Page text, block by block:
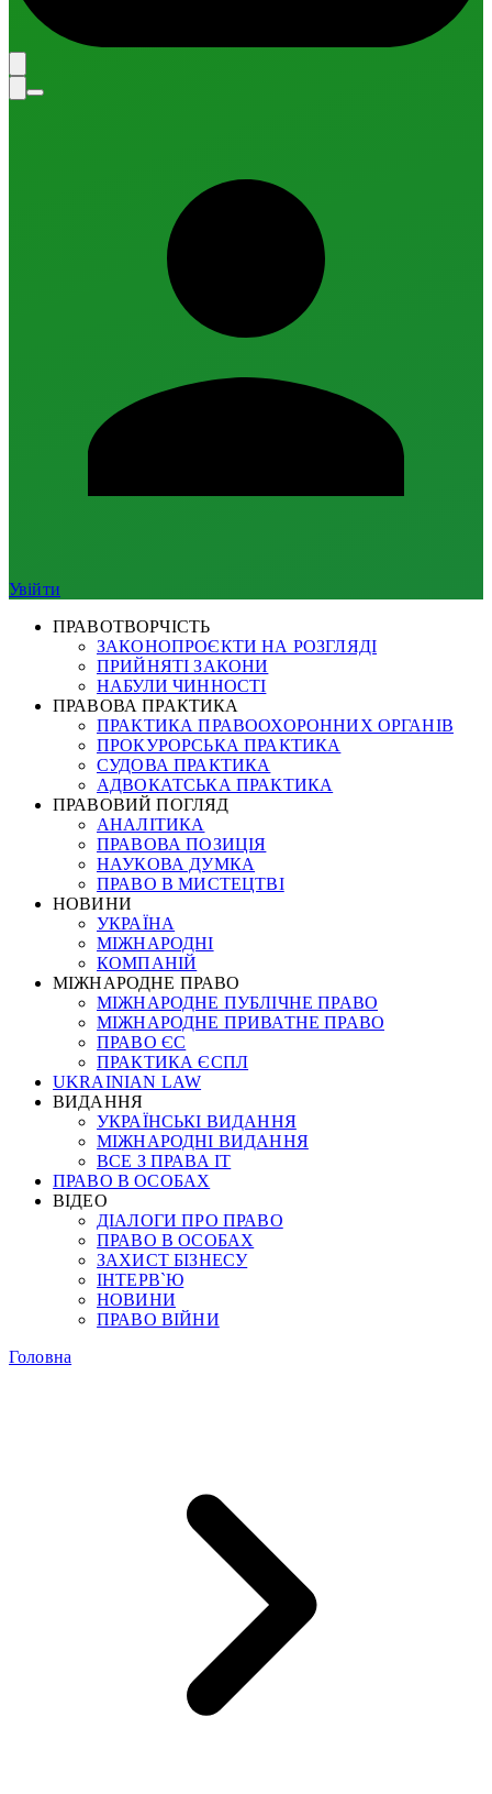
Увійти
ПРАВОТВОРЧІСТЬ
ЗАКОНОПРОЄКТИ НА РОЗГЛЯДІ
ПРИЙНЯТІ ЗАКОНИ
НАБУЛИ ЧИННОСТІ
ПРАВОВА ПРАКТИКА
ПРАКТИКА ПРАВООХОРОННИХ ОРГАНІВ
ПРОКУРОРСЬКА ПРАКТИКА
СУДОВА ПРАКТИКА
АДВОКАТСЬКА ПРАКТИКА
ПРАВОВИЙ ПОГЛЯД
АНАЛІТИКА
ПРАВОВА ПОЗИЦІЯ
НАУКОВА ДУМКА
ПРАВО В МИСТЕЦТВІ
НОВИНИ
УКРАЇНА
МІЖНАРОДНІ
КОМПАНІЙ
МІЖНАРОДНЕ ПРАВО
МІЖНАРОДНЕ ПУБЛІЧНЕ ПРАВО
МІЖНАРОДНЕ ПРИВАТНЕ ПРАВО
ПРАВО ЄС
ПРАКТИКА ЄСПЛ
UKRAINIAN LAW
ВИДАННЯ
УКРАЇНСЬКІ ВИДАННЯ
МІЖНАРОДНІ ВИДАННЯ
ВСЕ З ПРАВА ІТ
ПРАВО В ОСОБАХ
ВІДЕО
ДІАЛОГИ ПРО ПРАВО
ПРАВО В ОСОБАХ
ЗАХИСТ БІЗНЕСУ
ІНТЕРВ`Ю
НОВИНИ
ПРАВО ВІЙНИ
Головна